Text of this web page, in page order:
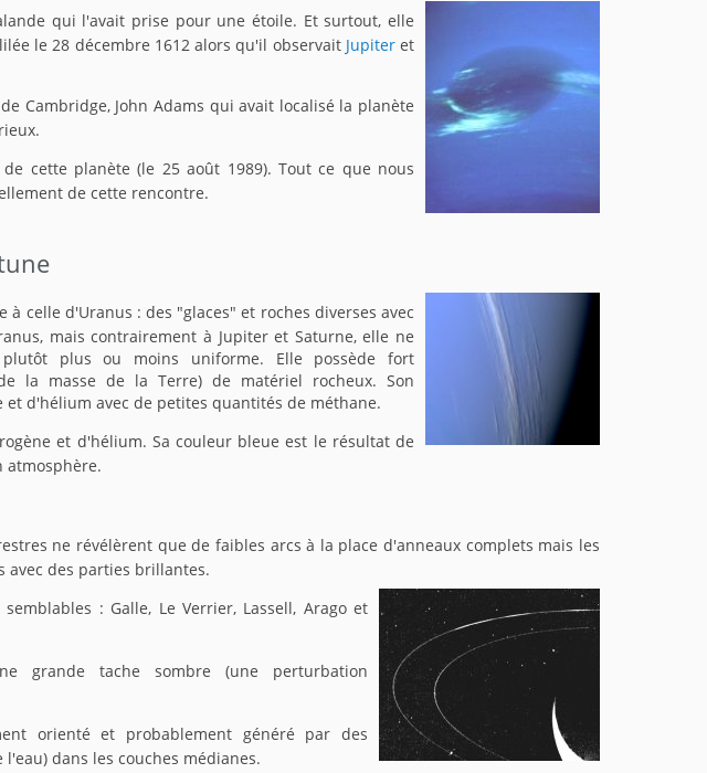
qui l'avait prise pour une étoile. Et surtout, elle
le 28 décembre 1612 alors qu'il observait Jupiteret
Cambridge, John Adams qui avait localisé la planète
cette planète (le 25 août 1989). Tout ce que nous
de cette rencontre.
celle d'Uranus : des "glaces" et roches diverses avec
mais contrairement à Jupiter et Saturne, elle ne
plus ou moins uniforme. Elle possède fort
la masse de la Terre) de matériel rocheux. Son
d'hélium avec de petites quantités de méthane.
et d'hélium. Sa couleur bleue est le résultat de
atmosphère.
ne révélèrent que de faibles arcs à la place d'anneaux complets mais les
avec des parties brillantes.
: Galle, Le Verrier, Lassell, Arago et
grande tache sombre (une perturbation
orienté et probablement généré par des
dans les couches médianes.